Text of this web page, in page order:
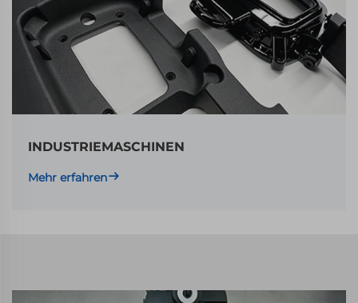
INDUSTRIEMASCHINEN
Mehr erfahren